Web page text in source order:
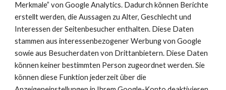
Merkmale” von Google Analytics. Dadurch können Berichte
erstellt werden, die Aussagen zu Alter, Geschlecht und
Interessen der Seitenbesucher enthalten. Diese Daten
stammen aus interessenbezogener Werbung von Google
sowie aus Besucherdaten von Drittanbietern. Diese Daten
können keiner bestimmten Person zugeordnet werden. Sie
können diese Funktion jederzeit über die